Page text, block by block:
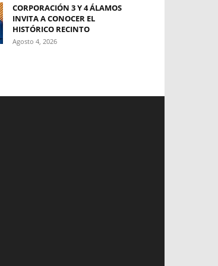
CORPORACIÓN 3 Y 4 ÁLAMOS
INVITA A CONOCER EL
HISTÓRICO RECINTO
Agosto 4, 2026